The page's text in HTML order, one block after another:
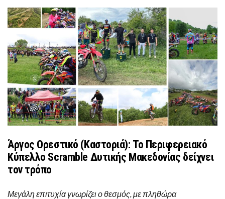
Άργος Ορεστικό (Καστοριά): Το Περιφερειακό
Κύπελλο Scramble Δυτικής Μακεδονίας δείχνει
τον τρόπο
Μεγάλη επιτυχία γνωρίζει ο θεσμός, με πληθώρα